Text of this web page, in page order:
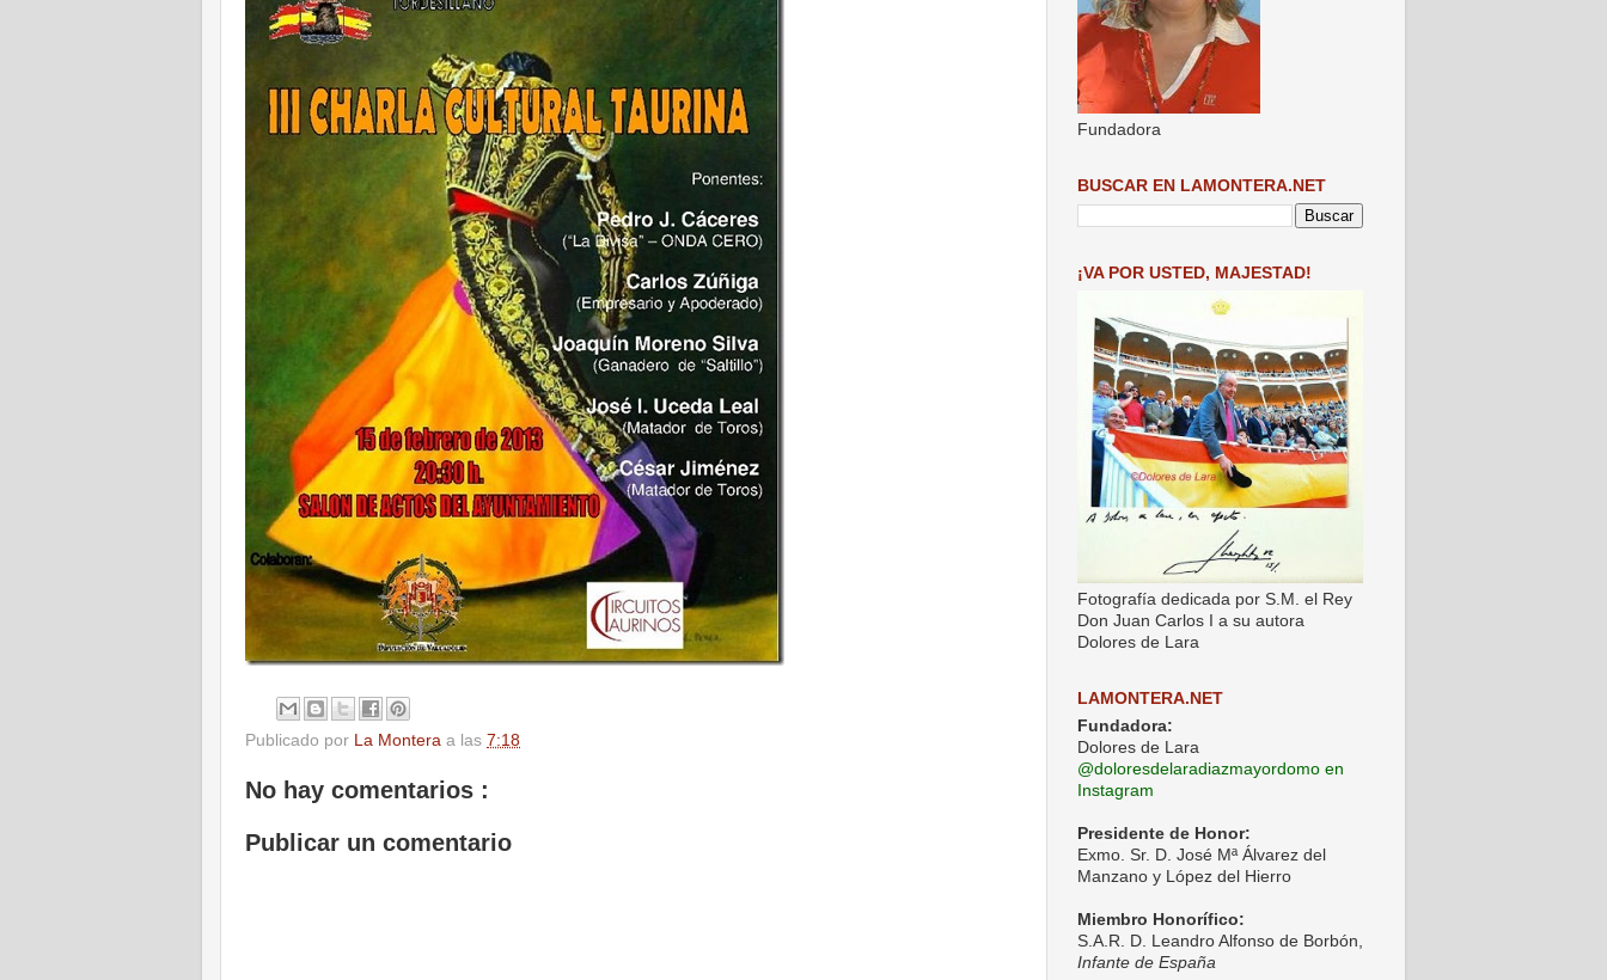
Publicado por La Montera a las 7:18
No hay comentarios :
Publicar un comentario
Fundadora
BUSCAR EN LAMONTERA.NET
¡VA POR USTED, MAJESTAD!
Fotografía dedicada por S.M. el Rey
Don Juan Carlos I a su autora
Dolores de Lara
LAMONTERA.NET
Fundadora:
Dolores de Lara
@doloresdelaradiazmayordomo en
Instagram
Presidente de Honor:
Exmo. Sr. D. José Mª Álvarez del
Manzano y López del Hierro
Miembro Honorífico:
S.A.R. D. Leandro Alfonso de Borbón,
Infante de España